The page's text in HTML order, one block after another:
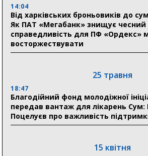
Ніколаєнко: у Сумах погодили 115
відновлення житла майже на 6,6
Сумщини пояснив, як отримати
17:52
«Укрексімбанк» припиняє виплату
Пенсійному фонді Сумщини
людям
14:04
Від харківських броньовиків до
Як ПАТ «Мегабанк» знищує чесний
справедливість для ПФ «Ордекс»
восторжествувати
25 травня
18:47
Благодійний фонд молодіжної
передав вантаж для лікарень
Поцелуєв про важливість
15 квітня